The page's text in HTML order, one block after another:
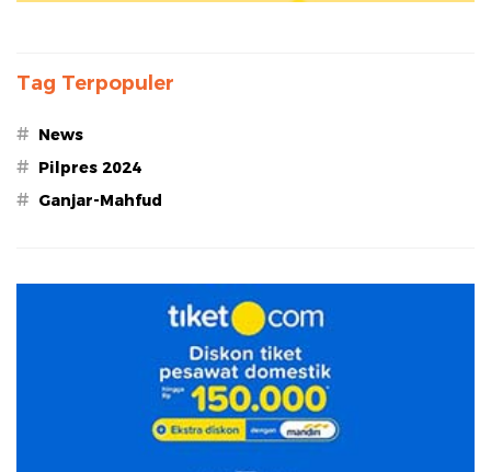
Tag Terpopuler
# News
# Pilpres 2024
# Ganjar-Mahfud